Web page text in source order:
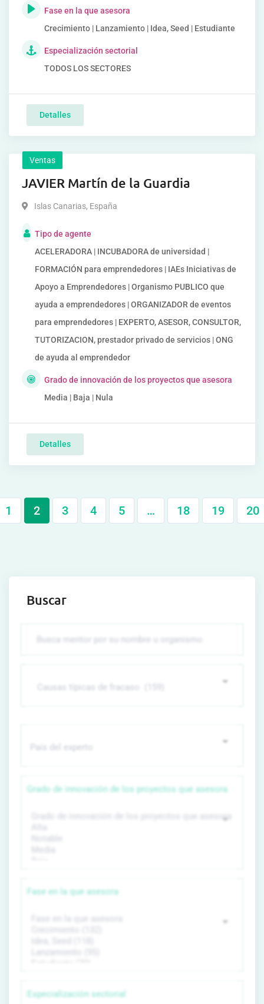
Fase en la que asesora
Crecimiento | Lanzamiento | Idea, Seed | Estudiante
Especialización sectorial
TODOS LOS SECTORES
Detalles
Ventas
JAVIER Martín de la Guardia
Islas Canarias, España
Tipo de agente
ACELERADORA | INCUBADORA de universidad |
FORMACIÓN para emprendedores | IAEs Iniciativas de
Apoyo a Emprendedores | Organismo PUBLICO que
ayuda a emprendedores | ORGANIZADOR de eventos
para emprendedores | EXPERTO, ASESOR, CONSULTOR,
TUTORIZACION, prestador privado de servicios | ONG
de ayuda al emprendedor
Grado de innovación de los proyectos que asesora
Media | Baja | Nula
Detalles
1 2 3 4 5 … 18 19 20
Buscar
Grado de innovación de los proyectos que asesora
Fase en la que asesora
Especialización sectorial